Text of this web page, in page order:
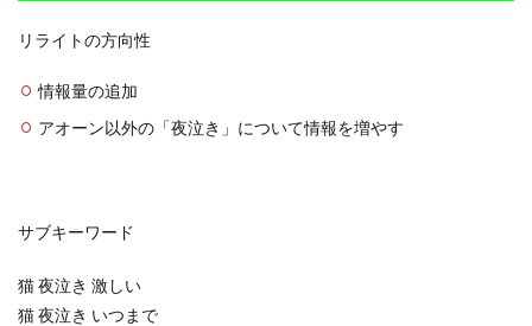
リライトの方向性
情報量の追加
アオーン以外の「夜泣き」について情報を増やす
サブキーワード
猫 夜泣き 激しい
猫 夜泣き いつまで